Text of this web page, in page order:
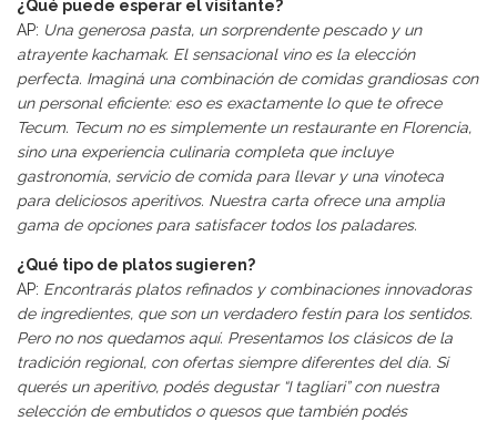
¿Qué puede esperar el visitante?
AP: Una generosa pasta, un sorprendente pescado y un
atrayente kachamak. El sensacional vino es la elección
perfecta. Imaginá una combinación de comidas grandiosas con
un personal eficiente: eso es exactamente lo que te ofrece
Tecum. Tecum no es simplemente un restaurante en Florencia,
sino una experiencia culinaria completa que incluye
gastronomía, servicio de comida para llevar y una vinoteca
para deliciosos aperitivos. Nuestra carta ofrece una amplia
gama de opciones para satisfacer todos los paladares.
¿Qué tipo de platos sugieren?
AP: Encontrarás platos refinados y combinaciones innovadoras
de ingredientes, que son un verdadero festín para los sentidos.
Pero no nos quedamos aquí. Presentamos los clásicos de la
tradición regional, con ofertas siempre diferentes del día. Si
querés un aperitivo, podés degustar “I tagliari” con nuestra
selección de embutidos o quesos que también podés